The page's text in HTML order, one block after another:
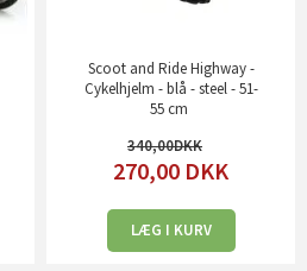
Scoot and Ride Highway -
Cykelhjelm - blå - steel - 51-
55 cm
340,00
270,00 DKK
LÆG I KURV